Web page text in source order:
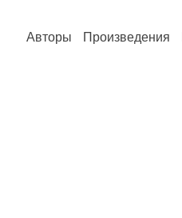
Авторы Произведения